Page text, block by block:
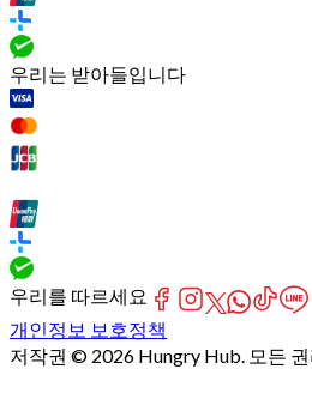
우리는 받아들입니다
우리를 따르세요
개인정보 보호정책
저작권 © 2026 Hungry Hub. 모든 권